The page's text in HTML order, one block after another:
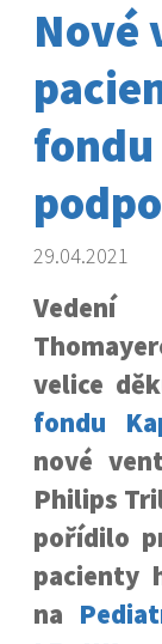
Nové
fondu
29.04.2021
velice
fondu
nové
Philips
pořídilo
pacienty
na